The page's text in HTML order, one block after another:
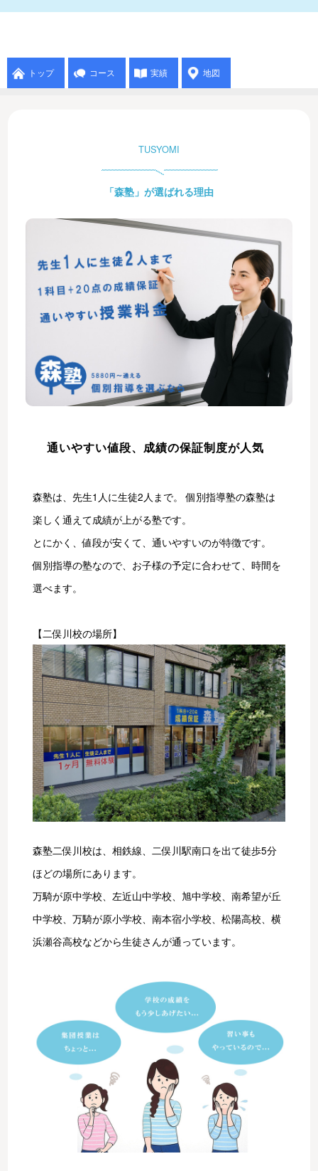
トップ コース 実績 地図
TUSYOMI
「森塾」が選ばれる理由
通いやすい値段、成績の保証制度が人気
森塾は、先生1人に生徒2人まで。 個別指導塾の森塾は
楽しく通えて成績が上がる塾です。
とにかく、値段が安くて、通いやすいのが特徴です。
個別指導の塾なので、お子様の予定に合わせて、時間を
選べます。
【二俣川校の場所】
森塾二俣川校は、相鉄線、二俣川駅南口を出て徒歩5分
ほどの場所にあります。
万騎が原中学校、左近山中学校、旭中学校、南希望が丘
中学校、万騎が原小学校、南本宿小学校、松陽高校、横
浜瀬谷高校などから生徒さんが通っています。